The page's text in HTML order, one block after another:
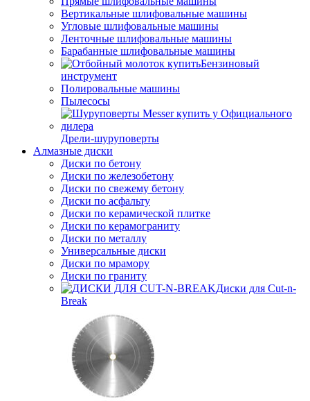
Вертикальные шлифовальные машины
Угловые шлифовальные машины
Ленточные шлифовальные машины
Барабанные шлифовальные машины
Бензиновый
инструмент
Полировальные машины
Пылесосы
Дрели-шуруповерты
Алмазные диски
Диски по бетону
Диски по железобетону
Диски по свежему бетону
Диски по асфальту
Диски по керамической плитке
Диски по керамограниту
Диски по металлу
Универсальные диски
Диски по мрамору
Диски по граниту
Диски для Cut-n-
Break